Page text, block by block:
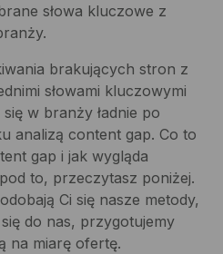
słowa kluczowe z
brakujących stron z
słowami kluczowymi
w branży ładnie po
analizą content gap. Co to
gap i jak wygląda
to, przeczytasz poniżej.
Ci się nasze metody,
do nas, przygotujemy
na miarę ofertę.